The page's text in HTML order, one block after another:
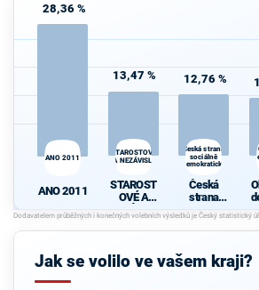
28,36 %
ANO 2011
ANO 2011
13,47 %
STAROSTOVÉ
A NEZÁVISLÍ
STAROST
OVÉ A
NEZÁVISL
Í
12,76 %
Česká strana
sociálně
demokratická
Česká
strana
sociálně
demokrati
cká
Jak se volilo ve vašem kraji?